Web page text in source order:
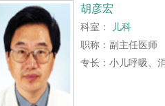
胡彦宏
科室：
儿科
职称：副主任医师
专长：小儿呼吸、